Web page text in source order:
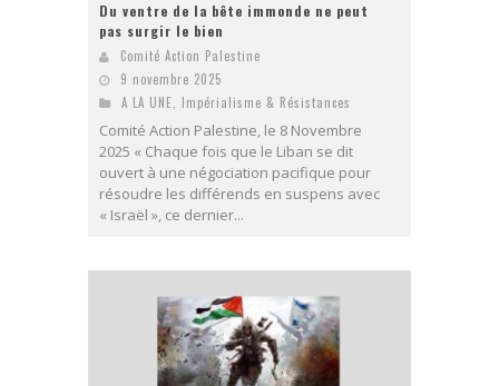
Du ventre de la bête immonde ne peut
pas surgir le bien
Comité Action Palestine
9 novembre 2025
A LA UNE, Impérialisme & Résistances
Comité Action Palestine, le 8 Novembre
2025 « Chaque fois que le Liban se dit
ouvert à une négociation pacifique pour
résoudre les différends en suspens avec
« Israël », ce dernier...